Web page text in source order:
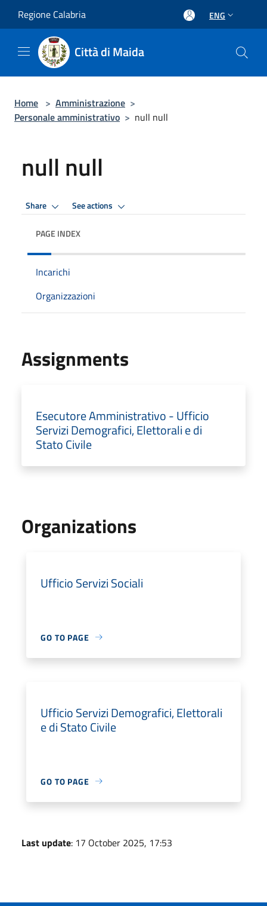
Regione Calabria ENG
Città di Maida
Home > Amministrazione >
Personale amministrativo > null null
null null
Share See actions
PAGE INDEX
Incarichi
Organizzazioni
Assignments
Esecutore Amministrativo - Ufficio
Servizi Demografici, Elettorali e di
Stato Civile
Organizations
Ufficio Servizi Sociali
GO TO PAGE
Ufficio Servizi Demografici, Elettorali
e di Stato Civile
GO TO PAGE
Last update: 17 October 2025, 17:53